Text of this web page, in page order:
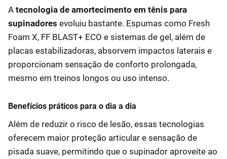
A tecnologia de amortecimento em tênis para
supinadores evoluiu bastante. Espumas como Fresh
Foam X, FF BLAST+ ECO e sistemas de gel, além de
placas estabilizadoras, absorvem impactos laterais e
proporcionam sensação de conforto prolongada,
mesmo em treinos longos ou uso intenso.
Benefícios práticos para o dia a dia
Além de reduzir o risco de lesão, essas tecnologias
oferecem maior proteção articular e sensação de
pisada suave, permitindo que o supinador aproveite ao